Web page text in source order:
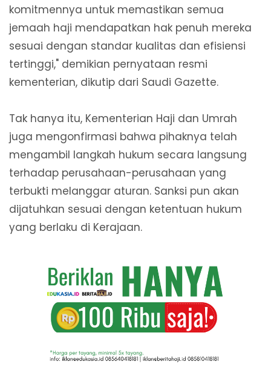
komitmennya untuk memastikan semua
jemaah haji mendapatkan hak penuh mereka
sesuai dengan standar kualitas dan efisiensi
tertinggi," demikian pernyataan resmi
kementerian, dikutip dari Saudi Gazette.
Tak hanya itu, Kementerian Haji dan Umrah
juga mengonfirmasi bahwa pihaknya telah
mengambil langkah hukum secara langsung
terhadap perusahaan-perusahaan yang
terbukti melanggar aturan. Sanksi pun akan
dijatuhkan sesuai dengan ketentuan hukum
yang berlaku di Kerajaan.